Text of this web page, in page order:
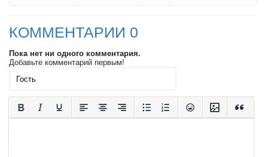
КОММЕНТАРИИ 0
Пока нет ни одного комментария.
Добавьте комментарий первым!